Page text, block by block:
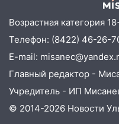
Жара
знойный и сухой
06:00 Под
пострадал 38-
иномарки
05:00 «Каждая
второй мужчина
Возрастная категория
Телефон: (8422) 46-26-
E-mail:
Главный редактор -
Учредитель - ИП
© 2014-2026 Новости